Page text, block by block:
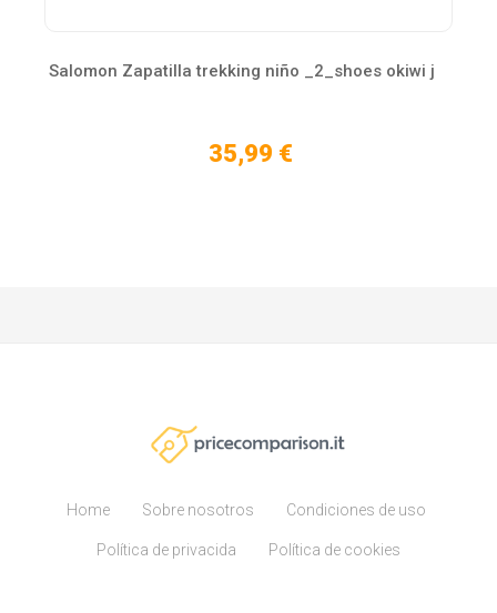
Salomon Zapatilla trekking niño _2_shoes okiwi j
35,99 €
Home Sobre nosotros Condiciones de uso
Política de privacida Política de cookies